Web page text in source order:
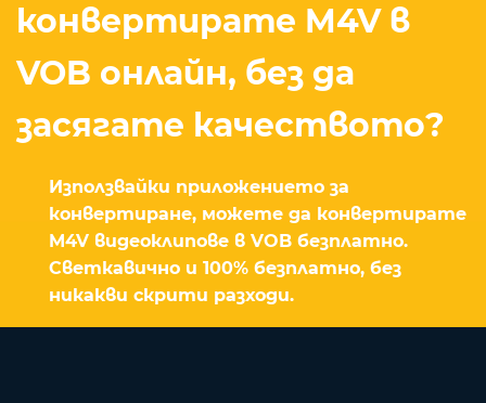
конвертирате M4V в
VOB онлайн, без да
засягате качеството?
Използвайки приложението за
конвертиране, можете да конвертирате
M4V видеоклипове в VOB безплатно.
Светкавично и 100% безплатно, без
никакви скрити разходи.